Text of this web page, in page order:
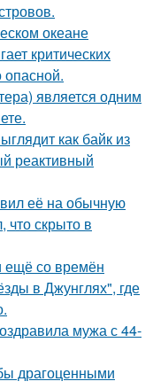
океане
критических
опасной.
является одним
как байк из
реактивный
её на обычную
что скрыто в
ещё со времён
в Джунглях", где
мужа с 44-
драгоценными